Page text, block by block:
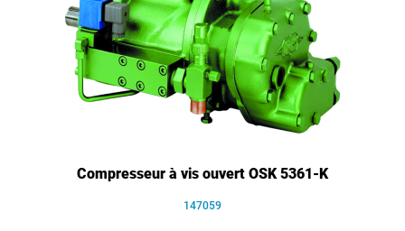
Compresseur à vis ouvert OSK 5361-K
147059